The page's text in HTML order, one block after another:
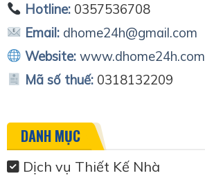
Hotline:0357536708
Email: dhome24h@gmail.com
Website: www.dhome24h.com
Mã số thuế: 0318132209
DANH MỤC
Dịch vụ Thiết Kế Nhà